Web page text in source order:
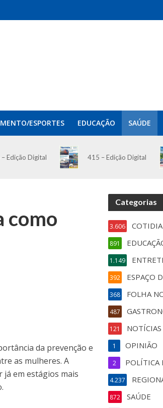
ESPORTES EDUCAÇÃO SAÚDE
Edição Digital 415 – Edição Digital
como
da prevenção e
as mulheres. A
em estágios mais
Categorias
3.606
891
1.149
ESPAÇO
392
FOLHA
368
487
121
OPINIÃO
1
POLÍTICA
2
4.237
SAÚDE
872